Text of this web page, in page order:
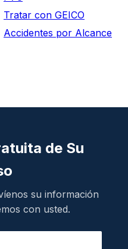
Tratar con GEICO
Accidentes por Alcance
de Su
su información
con usted.